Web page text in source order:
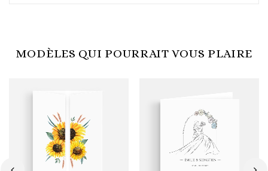
MODÈLES QUI POURRAIT VOUS PLAIRE